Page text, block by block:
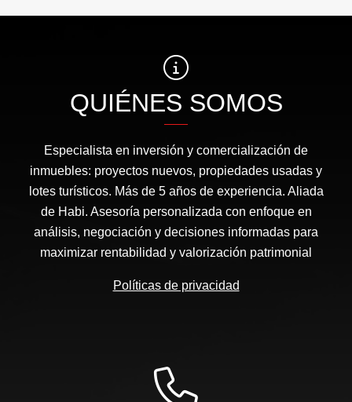
QUIÉNES SOMOS
Especialista en inversión y comercialización de
inmuebles: proyectos nuevos, propiedades usadas y
lotes turísticos. Más de 5 años de experiencia. Aliada
de Habi. Asesoría personalizada con enfoque en
análisis, negociación y decisiones informadas para
maximizar rentabilidad y valorización patrimonial
Políticas de privacidad